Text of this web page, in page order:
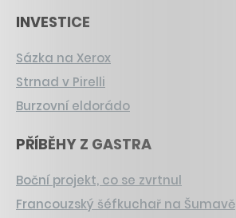
INVESTICE
Sázka na Xerox
Strnad v Pirelli
Burzovní eldorádo
PŘÍBĚHY Z GASTRA
Boční projekt, co se zvrtnul
Francouzský šéfkuchař na Šumavě